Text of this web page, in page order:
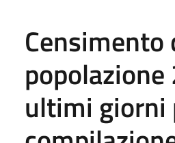
Censimento
popolazione
ultimi giorni